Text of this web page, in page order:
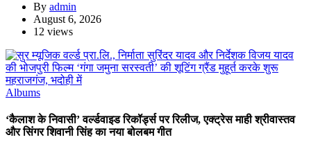
By admin
August 6, 2026
12 views
Albums
‘कैलाश के निवासी’ वर्ल्डवाइड रिकॉर्ड्स पर रिलीज, एक्ट्रेस माही श्रीवास्तव
और सिंगर शिवानी सिंह का नया बोलबम गीत